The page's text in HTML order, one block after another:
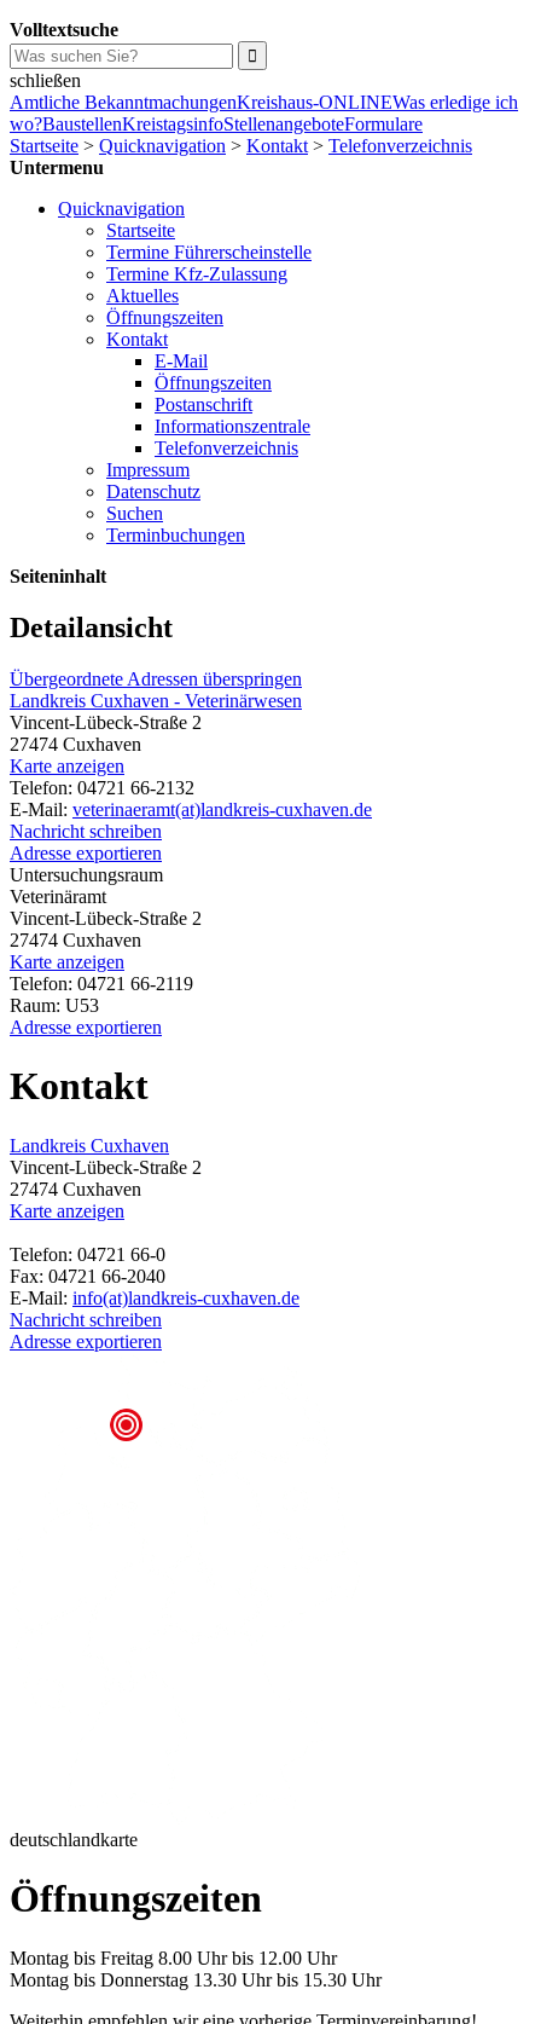
Volltextsuche
schließen
Amtliche BekanntmachungenKreishaus-ONLINEWas erledige ich
wo?BaustellenKreistagsinfoStellenangeboteFormulare
Startseite > Quicknavigation > Kontakt > Telefonverzeichnis
Untermenu
Quicknavigation
Startseite
Termine Führerscheinstelle
Termine Kfz-Zulassung
Aktuelles
Öffnungszeiten
Kontakt
E-Mail
Öffnungszeiten
Postanschrift
Informationszentrale
Telefonverzeichnis
Impressum
Datenschutz
Suchen
Terminbuchungen
Seiteninhalt
Detailansicht
Übergeordnete Adressen überspringen
Landkreis Cuxhaven - Veterinärwesen
Vincent-Lübeck-Straße 2
27474 Cuxhaven
Karte anzeigen
Telefon: 04721 66-2132
E-Mail: veterinaeramt(at)landkreis-cuxhaven.de
Nachricht schreiben
Adresse exportieren
Untersuchungsraum
Veterinäramt
Vincent-Lübeck-Straße 2
27474 Cuxhaven
Karte anzeigen
Telefon: 04721 66-2119
Raum: U53
Adresse exportieren
Kontakt
Landkreis Cuxhaven
Vincent-Lübeck-Straße 2
27474 Cuxhaven
Karte anzeigen
Telefon: 04721 66-0
Fax: 04721 66-2040
E-Mail: info(at)landkreis-cuxhaven.de
Nachricht schreiben
Adresse exportieren
deutschlandkarte
Öffnungszeiten
Montag bis Freitag 8.00 Uhr bis 12.00 Uhr
Montag bis Donnerstag 13.30 Uhr bis 15.30 Uhr